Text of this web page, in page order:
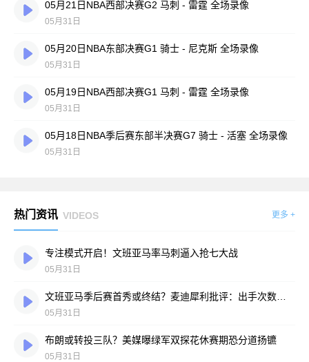
05月21日NBA西部决赛G2 马刺 - 雷霆 全场录像
05月31日
05月20日NBA东部决赛G1 骑士 - 尼克斯 全场录像
05月31日
05月19日NBA西部决赛G1 马刺 - 雷霆 全场录像
05月31日
05月18日NBA季后赛东部半决赛G7 骑士 - 活塞 全场录像
05月31日
热门资讯 VIDEOS 更多 +
专注模式开启！文班亚马率马刺逼入抢七大战
05月31日
05月31日
布朗或转投三队？美媒曝绿军双探花休赛期恐分道扬镳
05月31日